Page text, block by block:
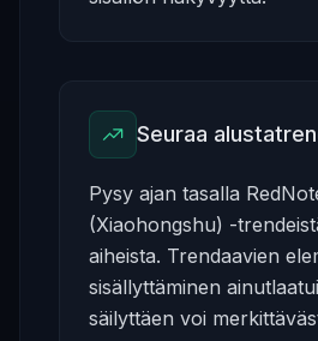
Seuraa
Pysy ajan tasalla
(Xiaohongshu) -
aiheista. Trendaavien
sisällyttäminen
säilyttäen voi